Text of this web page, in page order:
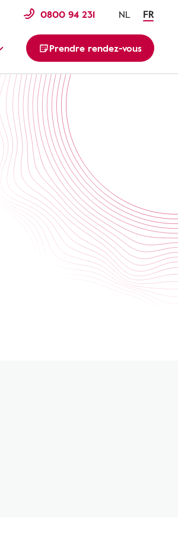
0800 94 231 NL FR
Prendre rendez-vous